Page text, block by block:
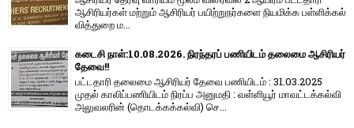
ஆசிரியர்​கள் மற்​றும் ஆசிரியர் பயிற்றுநர்​களை நியமிக்க பள்​ளிக்​கல்​
வித்​துறை ம...
கடைசி நாள்:10.08.2026. நிரந்தரப் பணியிடம் தலைமை ஆசிரியர்
தேவை!!
பட்டதாரி தலைமை ஆசிரியர் தேவை பணியிடம் : 31.03.2025
முதல் காலிப்பணியிடம் நிரப்ப அனுமதி : வள்ளியூர் மாவட்டக்கல்வி
அலுவலரின் (தொடக்கக்கல்வி) செ...